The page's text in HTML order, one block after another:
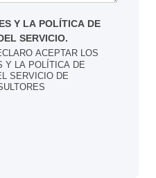
Y LA POLÍTICA DE
SERVICIO.
ACEPTAR LOS
Y LA POLÍTICA DE
SERVICIO DE